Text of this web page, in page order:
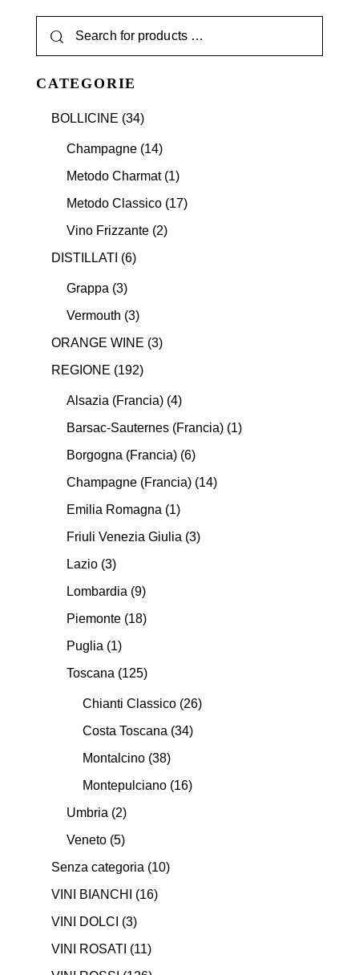
CATEGORIE
BOLLICINE (34)
Champagne (14)
Metodo Charmat (1)
Metodo Classico (17)
Vino Frizzante (2)
DISTILLATI (6)
Grappa (3)
Vermouth (3)
ORANGE WINE (3)
REGIONE (192)
Alsazia (Francia) (4)
Barsac-Sauternes (Francia) (1)
Borgogna (Francia) (6)
Champagne (Francia) (14)
Emilia Romagna (1)
Friuli Venezia Giulia (3)
Lazio (3)
Lombardia (9)
Piemonte (18)
Puglia (1)
Toscana (125)
Chianti Classico (26)
Costa Toscana (34)
Montalcino (38)
Montepulciano (16)
Umbria (2)
Veneto (5)
Senza categoria (10)
VINI BIANCHI
(16)
VINI DOLCI (3)
VINI ROSATI (11)